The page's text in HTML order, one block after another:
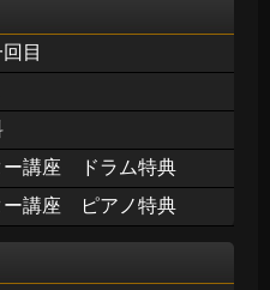
目
ー講座 ドラム特典
ー講座 ピアノ特典